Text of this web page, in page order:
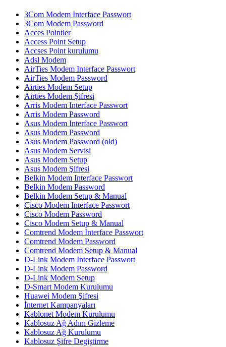
3Com Modem Interface Passwort
3Com Modem Password
Acces Pointler
Access Point Setup
Accses Point kurulumu
Adsl Modem
AirTies Modem Interface Passwort
AirTies Modem Password
Airties Modem Setup
Airties Modem Şifresi
Arris Modem Interface Passwort
Arris Modem Password
Asus Modem Interface Passwort
Asus Modem Password
Asus Modem Password (old)
Asus Modem Servisi
Asus Modem Setup
Asus Modem Şifresi
Belkin Modem Interface Passwort
Belkin Modem Password
Belkin Modem Setup & Manual
Cisco Modem Interface Passwort
Cisco Modem Password
Cisco Modem Setup & Manual
Comtrend Modem Interface Passwort
Comtrend Modem Password
Comtrend Modem Setup & Manual
D-Link Modem Interface Passwort
D-Link Modem Password
D-Link Modem Setup
D-Smart Modem Kurulumu
Huawei Modem Şifresi
İnternet Kampanyaları
Kablonet Modem Kurulumu
Kablosuz Ağ Adını Gizleme
Kablosuz Ağ Kurulumu
Kablosuz Şifre Degiştirme